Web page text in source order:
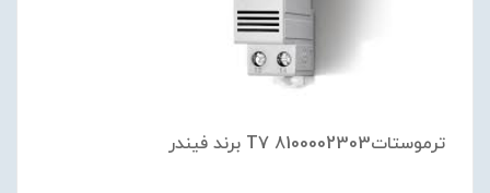
ترموستات8100002303 T7 برند فیندر